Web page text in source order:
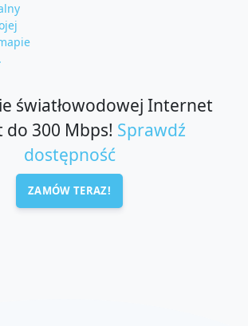
światłowodowej Internet
do 300 Mbps! Sprawdź
dostępność
ZAMÓW TERAZ!